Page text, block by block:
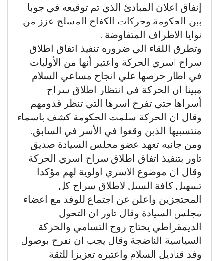
إتفاق اعلان المبادئ الذي تم توقيعه في جوبا
بين الحكومة وحركات الكفاح المسلح عزز من
نوايا الاطراف المتفاوضة .
وتطرق اللقاء الي ضرورة تنفيذ اتفاق اطلاق
سراح اسري الحركة واعتبر أنها من الأوليات
في اطار حرصها علي انجاح مساعي السلام
مبينا ان الحركة في انتظار اطلاق سراح
أسراها حتي تفرح اسرها التي تنظر قدومهم
وقال ان الحركة سلمت الحكومة كشف باسماء
منتسبيها الذين وقعوا في الأسر في السابق.
ومن جانبه تعهد عضو مجلس السيادة صديق
تاور بتنفيذ اتفاق اطلاق سراح اسري الحركة
وقال ان موضوع الاسري اولوية لهم مؤكدا
تسهيل كافة السبل لاطلاق سراح كل
المحتجزين واعلن عن اجتماع للوفد مع اعضاء
مجلس السيادة وقال تاور ان التحول
الديمقراطي يحتاج روح التسامي والحركة
السياسية الناضجة وقال يجب ان نفرح بوصول
وفد قناديل السلام واعتبره تعزيزا للثقة